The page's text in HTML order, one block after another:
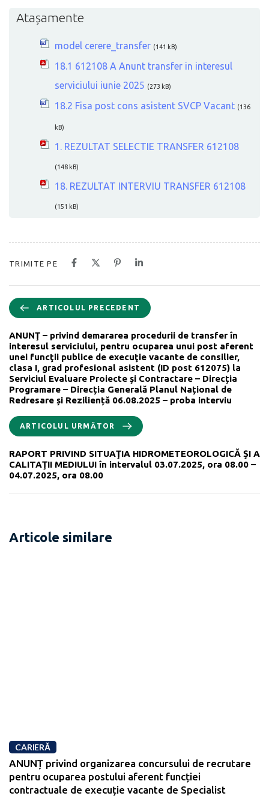
Atașamente
model cerere_transfer (141 kB)
18.1 612108 A Anunt transfer in interesul
serviciului iunie 2025 (273 kB)
18.2 Fisa post cons asistent SVCP Vacant (136
kB)
1. REZULTAT SELECTIE TRANSFER 612108
(148 kB)
18. REZULTAT INTERVIU TRANSFER 612108
(151 kB)
TRIMITE PE
ARTICOLUL PRECEDENT
ANUNŢ – privind demararea procedurii de transfer în
interesul serviciului, pentru ocuparea unui post aferent
unei funcţii publice de execuţie vacante de consilier,
clasa I, grad profesional asistent (ID post 612075) la
Serviciul Evaluare Proiecte și Contractare – Direcția
Programare – Direcția Generală Planul Național de
Redresare și Reziliență 06.08.2025 – proba interviu
ARTICOLUL URMĂTOR
RAPORT PRIVIND SITUAŢIA HIDROMETEOROLOGICĂ ŞI A
CALITAŢII MEDIULUI în intervalul 03.07.2025, ora 08.00 –
04.07.2025, ora 08.00
Articole similare
CARIERĂ
ANUNȚ privind organizarea concursului de recrutare
pentru ocuparea postului aferent funcției
contractuale de execuție vacante de Specialist